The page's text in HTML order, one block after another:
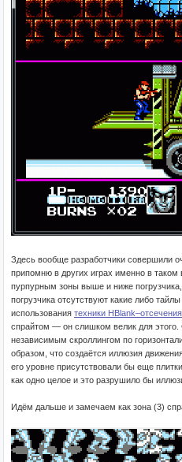
Здесь вообще разработчики совершили
припомню в других играх именно в таком
пурпурным зоны выше и ниже
погрузчика отсутствуют какие либо
использования техники HBlank–отсечения
спрайтом — он слишком велик для
независимым скроллингом по
образом, что создаётся иллюзия
его уровне присутствовали бы еще
как одно целое и это разрушило бы
Идём дальше и замечаем как зона (3)